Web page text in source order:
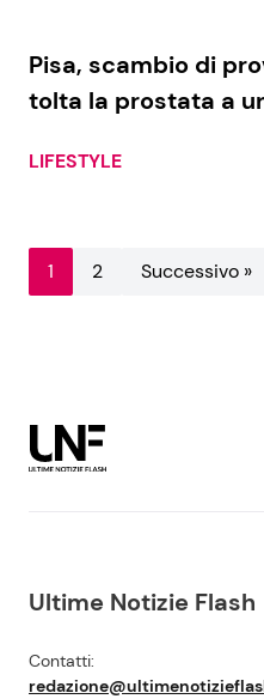
Pisa, scambio di
tolta la prostata a
LIFESTYLE
1 2 Successivo »
Ultime Notizie Flash
Contatti: